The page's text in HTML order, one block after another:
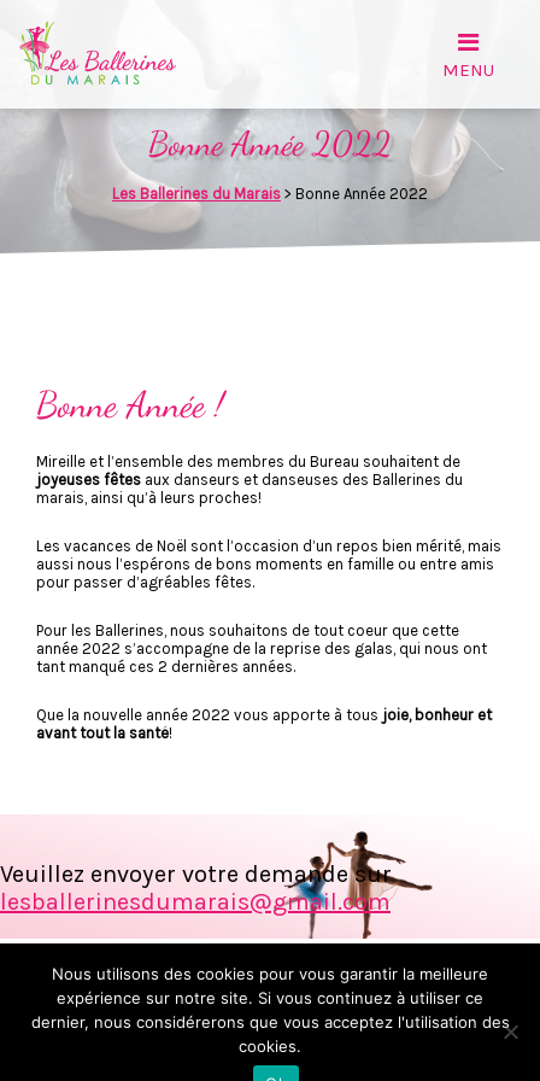
Bonne Année 2022
Les Ballerines du Marais > Bonne Année 2022
Bonne Année !
Mireille et l’ensemble des membres du Bureau souhaitent de
joyeuses fêtes aux danseurs et danseuses des Ballerines du
marais, ainsi qu’à leurs proches!
Les vacances de Noël sont l’occasion d’un repos bien mérité, mais
aussi nous l’espérons de bons moments en famille ou entre amis
pour passer d’agréables fêtes.
Pour les Ballerines, nous souhaitons de tout coeur que cette
année 2022 s’accompagne de la reprise des galas, qui nous ont
tant manqué ces 2 dernières années.
Que la nouvelle année 2022 vous apporte à tous joie, bonheur et
avant tout la santé!
Veuillez envoyer votre demande sur
lesballerinesdumarais@gmail.com
© Les ballerines du Marais 2017
Plan du site Mentions légales
Nous utilisons des cookies pour vous garantir la meilleure
expérience sur notre site. Si vous continuez à utiliser ce
dernier, nous considérerons que vous acceptez l'utilisation des
cookies.